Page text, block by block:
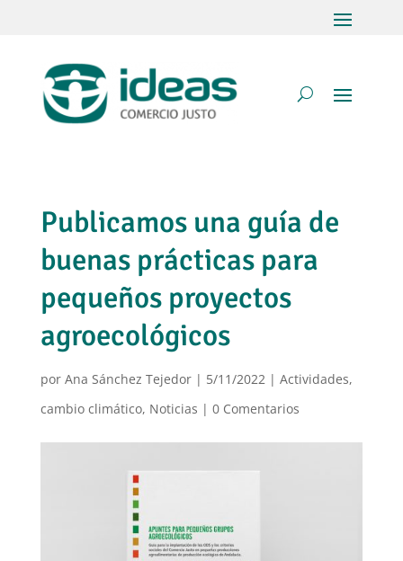
Publicamos una guía de
buenas prácticas para
pequeños proyectos
agroecológicos
por Ana Sánchez Tejedor| 5/11/2022 | Actividades,
cambio climático, Noticias | 0 Comentarios